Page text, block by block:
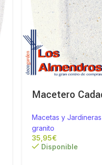
Macetero
Macetas y
granito
€
Disponible